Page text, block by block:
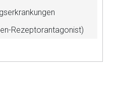
Rezeptorantagonist)
Seite
gelten dort ggf. andere